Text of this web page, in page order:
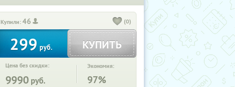
Купили:46 (0)
299 руб. КУПИТЬ
Цена без скидки:
9990 руб.
Экономия:
97%